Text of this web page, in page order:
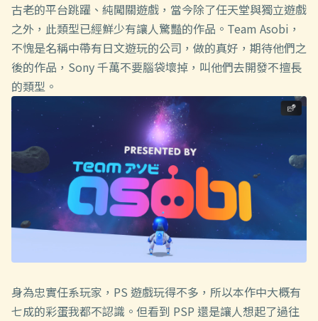
古老的平台跳躍、純闖關遊戲，當今除了任天堂與獨立遊戲
之外，此類型已經鮮少有讓人驚豔的作品。Team Asobi，
不愧是名稱中帶有日文遊玩的公司，做的真好，期待他們之
後的作品，Sony 千萬不要腦袋壞掉，叫他們去開發不擅長
的類型。
身為忠實任系玩家，PS 遊戲玩得不多，所以本作中大概有
七成的彩蛋我都不認識。但看到 PSP 還是讓人想起了過往